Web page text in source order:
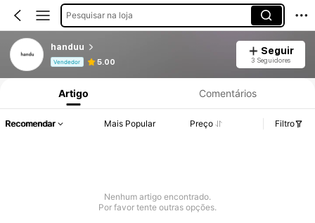
Pesquisar na loja
handuu
Vendedor 5.00
Seguir
3 Seguidores
Informações do Produto: Divulgação de Preço, Vendas e Detalhes de Stock.
Artigo Comentários
Recomendar Mais Popular Preço Filtro
Nenhum artigo encontrado.
Por favor tente outras opções.